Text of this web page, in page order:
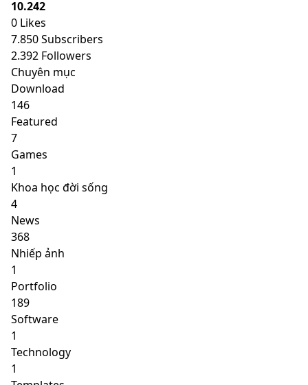
10.242
0 Likes
7.850Subscribers
2.392 Followers
Chuyên mục
Download
146
Featured
7
Games
1
Khoa học đời sống
4
News
368
Nhiếp ảnh
1
Portfolio
189
Software
1
Technology
1